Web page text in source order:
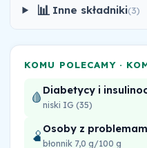
📊 Inne składniki(3)
KOMU POLECAMY ·
🩸 Diabetycy i
niski IG (35)
🫄Osoby z
błonnik 7,0 g/100 g